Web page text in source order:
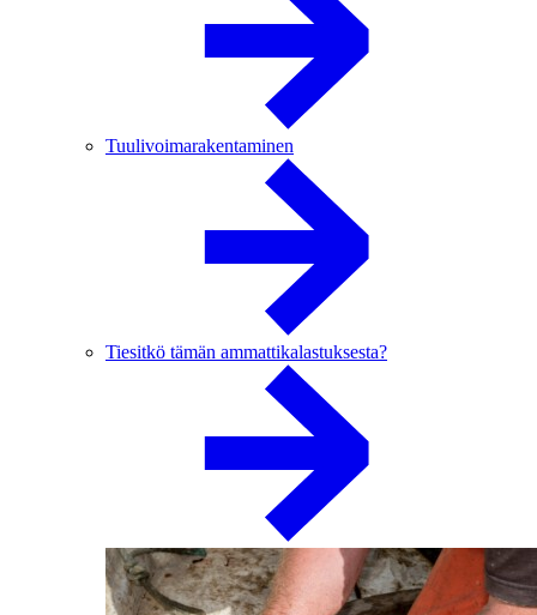
Tuulivoimarakentaminen
Tiesitkö tämän ammattikalastuksesta?